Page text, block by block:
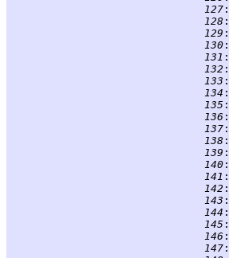
127 :
128 :
129 :
130 :
131 :
132 :
133 :
134 :
135 :
136 :
137 :
138 :
139 :
140 :
141 :
142 :
143 :
144 :
145 :
146 :
147 :